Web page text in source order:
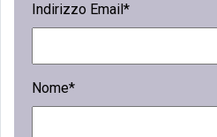
Indirizzo Email*
Nome*